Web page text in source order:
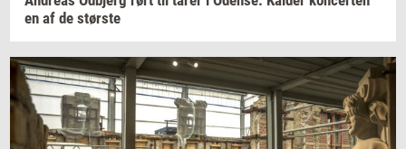
en af de stør­ste